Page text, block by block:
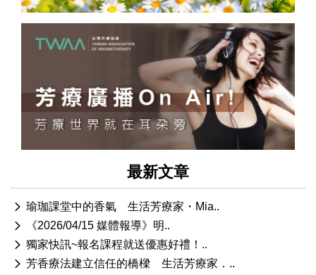
最新文章
瑜珈課堂中的香氣 生活芳療家・Mia..
《2026/04/15 媒體報導》明..
獨家快訊~報名課程就送優惠好禮！..
芳香療法建立信任的橋樑 生活芳療家．..